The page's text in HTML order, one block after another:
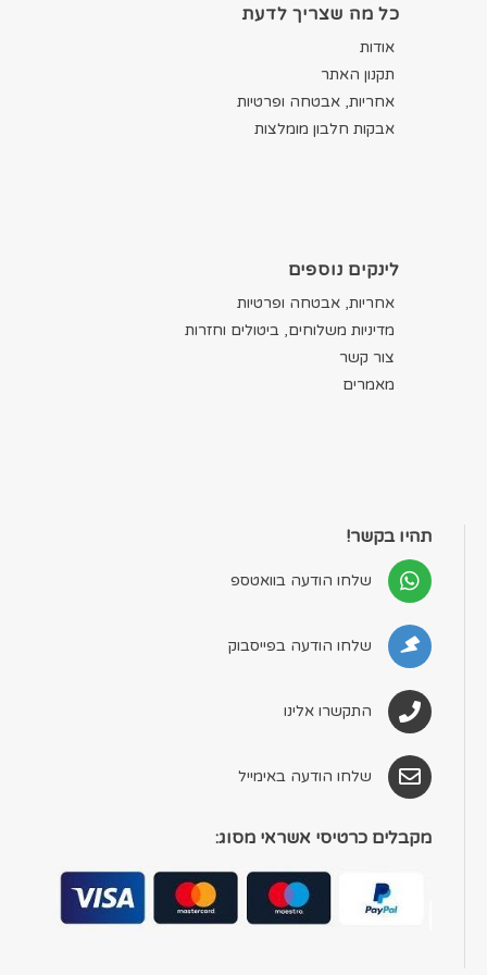
כל מה שצריך לדעת
אודות
תקנון האתר
אחריות, אבטחה ופרטיות
אבקות חלבון מומלצות
לינקים נוספים
אחריות, אבטחה ופרטיות
מדיניות משלוחים, ביטולים וחזרות
צור קשר
מאמרים
תהיו בקשר!
שלחו הודעה בוואטספ
שלחו הודעה בפייסבוק
התקשרו אלינו
שלחו הודעה באימייל
מקבלים כרטיסי אשראי מסוג: